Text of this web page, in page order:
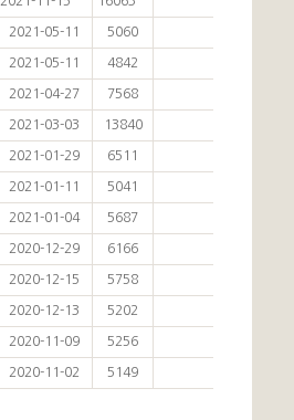
2021-05-11 5060
2021-05-11 4842
2021-04-27 7568
2021-03-03 13840
2021-01-29 6511
2021-01-11 5041
2021-01-04 5687
2020-12-29 6166
2020-12-15 5758
2020-12-13 5202
2020-11-09 5256
2020-11-02 5149